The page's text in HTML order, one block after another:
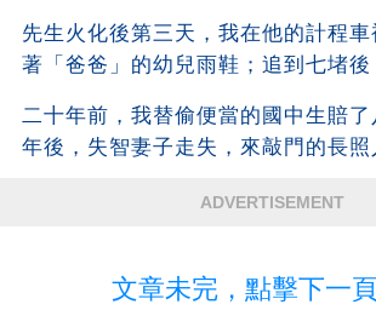
先生火化後第三天，我在他的計程
著「爸爸」的幼兒雨鞋；追到七堵後
二十年前，我替偷便當的國中生賠
年後，失智妻子走失，來敲門的長
ADVERTISEMENT
文章未完，點擊下一